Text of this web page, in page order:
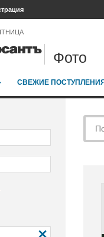
Фото
СВЕЖИЕ ПОСТУПЛЕНИЯ